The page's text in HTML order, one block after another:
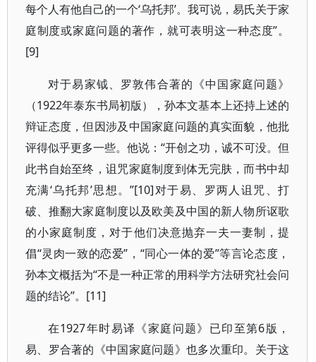
每个人有他自己的一个‘乌托邦’。我可说，易氏关于家
庭制度或家庭问题的著作，就可表明这一种态度”。
[9]
对于易家钺、罗敦伟合著的《中国家庭问题》
（1922年泰东书局初版），孙本文基本上还持上述的
辩证态度，但因涉及中国家庭问题的真实面貌，他批
评得似乎更多一些。他说：“开创之功，诚不可没。但
此书自始至终，诅咒家庭制度到体无完肤，而书中却
充满‘乌托邦’思想。”[10]对于易、罗两人诅咒、打
破、推翻大家庭制度以及欧美及中国的新人物所讴歌
的小家庭制度，对于他们决意抛弃一夫一妻制，提
倡“灵肉一致的恋爱”，“同心一体的爱”等言论态度，
孙本文概括为“不是一种正常的用科学方法研究社会问
题的结论”。[11]
在1927年时易译《家庭问题》已印至第6版，
易、罗合著的《中国家庭问题》也多次重印。关于这